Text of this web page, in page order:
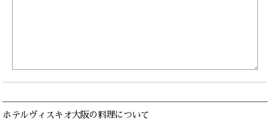
ホテルヴィスキオ大阪の料理について